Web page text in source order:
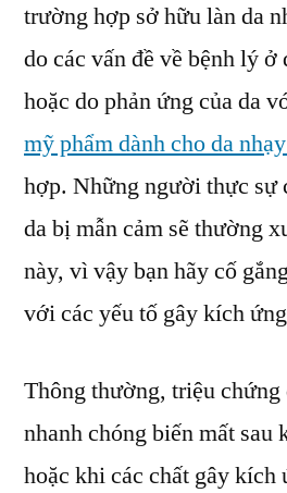
trường hợp sở hữu làn da
do các vấn đề về bệnh lý ở
hoặc do phản ứng của da
mỹ phẩm dành cho da
hợp. Những người thực sự
da bị mẫn cảm sẽ thường
này, vì vậy bạn hãy cố
với các yếu tố gây kích
Thông thường, triệu chứng
nhanh chóng biến mất
hoặc khi các chất gây kích